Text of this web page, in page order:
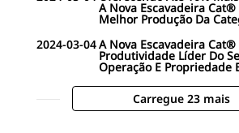
A Nova Escavadeira
Melhor Produção Da
2024-03-04A Nova Escavadeira
Produtividade Líder Do
Operação E Propriedade
Carregue 23 mais